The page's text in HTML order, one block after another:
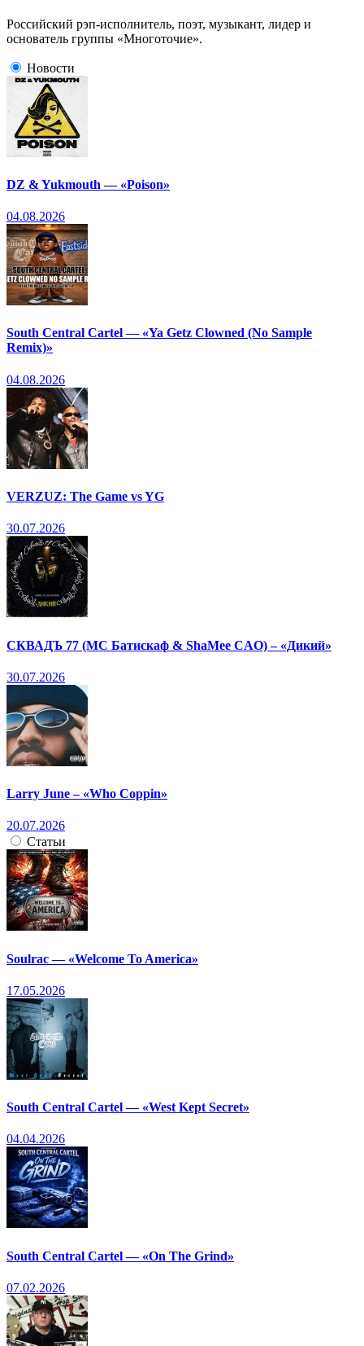
Российский рэп-исполнитель, поэт, музыкант, лидер и
основатель группы «Многоточие».
Новости
DZ & Yukmouth — «Poison»
04.08.2026
South Central Cartel — «Ya Getz Clowned (No Sample
Remix)»
04.08.2026
VERZUZ: The Game vs YG
30.07.2026
СКВАДЪ 77 (МС Батискаф & ShaMee CAO) – «Дикий»
30.07.2026
Larry June – «Who Coppin»
20.07.2026
Статьи
Soulrac — «Welcome To America»
17.05.2026
South Central Cartel — «West Kept Secret»
04.04.2026
South Central Cartel — «On The Grind»
07.02.2026